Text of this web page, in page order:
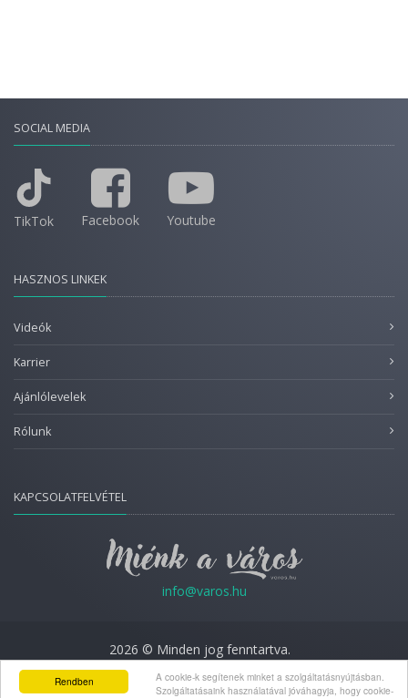
Rendben
A cookie-k segítenek minket a szolgáltatásnyújtásban.
Szolgáltatásaink használatával jóváhagyja, hogy cookie-
SOCIAL MEDIA
TikTok Facebook Youtube
HASZNOS LINKEK
Videók
Karrier
Ajánlólevelek
Rólunk
KAPCSOLATFELVÉTEL
info@varos.hu
2026 © Minden jog fenntartva.
Adatkezelési nyilatkozat